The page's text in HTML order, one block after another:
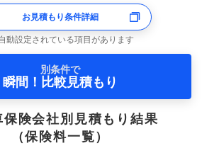
お見積もり条件詳細
動設定されている項目があります
別条件で
瞬間！比較見積もり
保険会社別見積もり結果
（保険料一覧）